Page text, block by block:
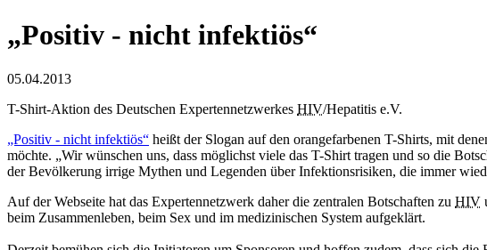
„Positiv - nicht infektiös“
05.04.2013
T-Shirt-Aktion des Deutschen Expertennetzwerkes HIV/Hepatitis e.V.
„Positiv - nicht infektiös“ heißt der Slogan auf den orangefarbenen T-Shirts, mit
möchte. „Wir wünschen uns, dass möglichst viele das T-Shirt tragen und so die
der Bevölkerung irrige Mythen und Legenden über Infektionsrisiken, die immer
Auf der Webseite hat das Expertennetzwerk daher die zentralen Botschaften zu HIV
beim Zusammenleben, beim Sex und im medizinischen System aufgeklärt.